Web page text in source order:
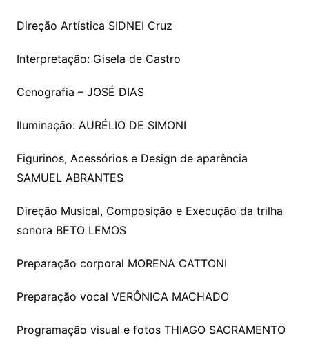
Direção Artística SIDNEI Cruz
Interpretação: Gisela de Castro
Cenografia – JOSÉ DIAS
Iluminação: AURÉLIO DE SIMONI
Figurinos, Acessórios e Design de aparência
SAMUEL ABRANTES
Direção Musical, Composição e Execução da trilha
sonora BETO LEMOS
Preparação corporal MORENA CATTONI
Preparação vocal VERÔNICA MACHADO
Programação visual e fotos THIAGO SACRAMENTO